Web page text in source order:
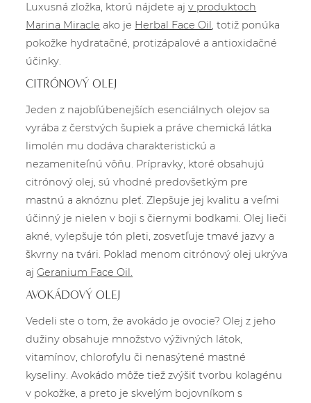
Luxusná zložka, ktorú nájdete ajv produktoch
Marina Miracle ako je Herbal Face Oil, totiž ponúka
pokožke hydratačné, protizápalové a antioxidačné
účinky.
CITRÓNOVÝ OLEJ
Jeden z najobľúbenejších esenciálnych olejov sa
vyrába z čerstvých šupiek a práve chemická látka
limolén mu dodáva charakteristickú a
nezameniteľnú vôňu. Prípravky, ktoré obsahujú
citrónový olej, sú vhodné predovšetkým pre
mastnú a aknóznu pleť. Zlepšuje jej kvalitu a veľmi
účinný je nielen v boji s čiernymi bodkami. Olej lieči
akné, vylepšuje tón pleti, zosvetľuje tmavé jazvy a
škvrny na tvári. Poklad menom citrónový olej ukrýva
ajGeranium Face Oil.
AVOKÁDOVÝ OLEJ
Vedeli ste o tom, že avokádo je ovocie? Olej z jeho
dužiny obsahuje množstvo výživných látok,
vitamínov, chlorofylu či nenasýtené mastné
kyseliny. Avokádo môže tiež zvýšiť tvorbu kolagénu
v pokožke, a preto je skvelým bojovníkom s